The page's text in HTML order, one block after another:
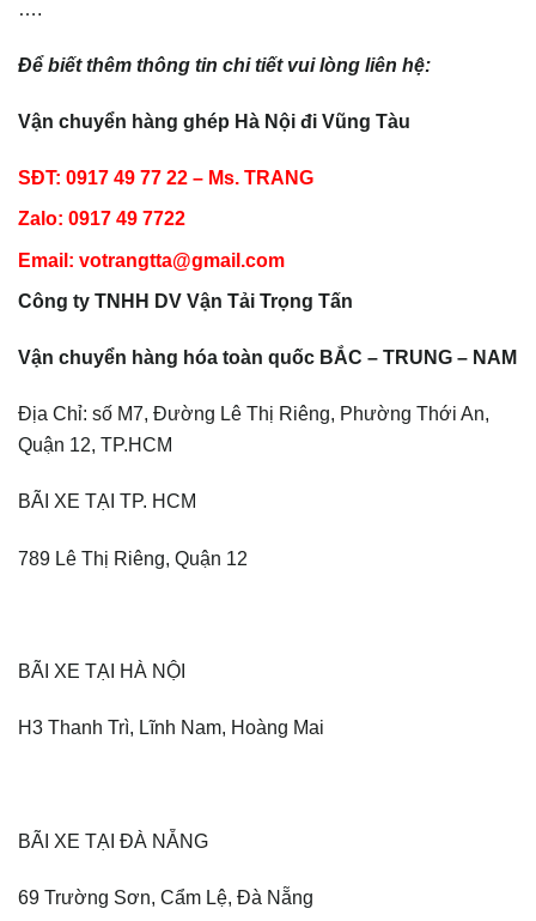
….
Để biết thêm thông tin chi tiết vui lòng liên hệ:
Vận chuyển hàng ghép Hà Nội đi Vũng Tàu
SĐT: 0917 49 77 22 – Ms. TRANG
Zalo: 0917 49 7722
Email: votrangtta@gmail.com
Công ty TNHH DV Vận Tải Trọng Tấn
Vận chuyển hàng hóa toàn quốc BẮC – TRUNG – NAM
Địa Chỉ: số M7, Đường Lê Thị Riêng, Phường Thới An,
Quận 12, TP.HCM
BÃI XE TẠI TP. HCM
789 Lê Thị Riêng, Quận 12
BÃI XE TẠI HÀ NỘI
H3 Thanh Trì, Lĩnh Nam, Hoàng Mai
BÃI XE TẠI ĐÀ NẴNG
69 Trường Sơn, Cẩm Lệ, Đà Nẵng